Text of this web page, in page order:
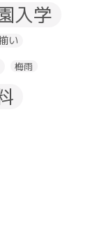
入学
い
梅雨